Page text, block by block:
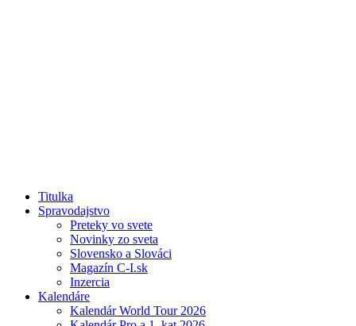
Titulka
Spravodajstvo
Preteky vo svete
Novinky zo sveta
Slovensko a Slováci
Magazín C-I.sk
Inzercia
Kalendáre
Kalendár World Tour 2026